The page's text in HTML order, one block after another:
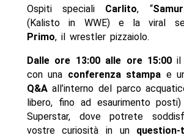
Ospiti speciali Carlito, “
(Kalisto in WWE) e la viral
Primo, il wrestler pizzaiolo.
Dalle ore 13:00 alle ore 15:00il
con una conferenza stampa e
Q&Aall’interno del parco
libero, fino ad esaurimento
Superstar, dove potrete
vostre curiosità in un question-